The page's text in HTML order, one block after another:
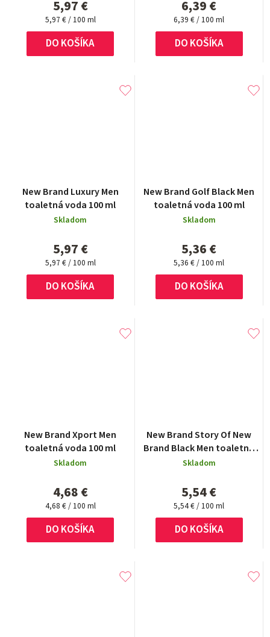
5,97 €
Jednotková
cena:
5,97 € / 100 ml
DO KOŠÍKA
6,39 €
Jednotková
cena:
6,39 € / 100 ml
DO KOŠÍKA
New Brand Luxury Men
toaletná voda 100 ml
Skladom
5,97 €
Jednotková
cena:
5,97 € / 100 ml
DO KOŠÍKA
New Brand Golf Black Men
toaletná voda 100 ml
Skladom
5,36 €
Jednotková
cena:
5,36 € / 100 ml
DO KOŠÍKA
New Brand Xport Men
toaletná voda 100 ml
Skladom
4,68 €
Jednotková
cena:
4,68 € / 100 ml
DO KOŠÍKA
New Brand Story Of New
Brand Black Men toaletná
voda 100 ml
Skladom
5,54 €
Jednotková
cena:
5,54 € / 100 ml
DO KOŠÍKA